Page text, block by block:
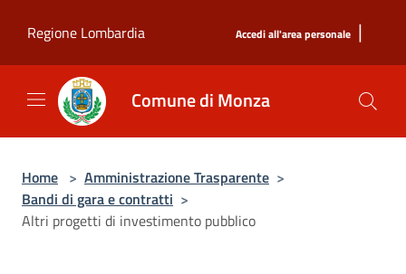
Regione Lombardia
Accedi all'area personale |
Comune di Monza
Home > Amministrazione Trasparente >
Bandi di gara e contratti >
Altri progetti di investimento pubblico